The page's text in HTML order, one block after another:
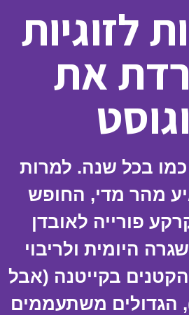
לזוגיות
את
בכל שנה. למרות
מהר מדי, החופש
פורייה לאובדן
היומית ולריבוי
הקטנים בקייטנה (אבל
הגדולים משתעממים